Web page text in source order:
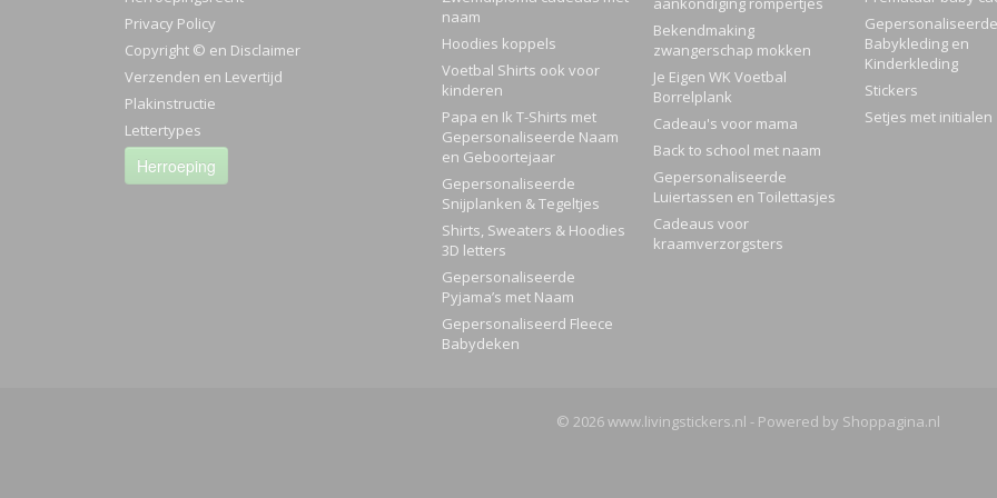
Privacy Policy
Copyright © en Disclaimer
Verzenden en Levertijd
Plakinstructie
Lettertypes
Herroeping
naam
Hoodies koppels
Voetbal Shirts ook voor
kinderen
Papa en Ik T-Shirts met
Gepersonaliseerde Naam
en Geboortejaar
Gepersonaliseerde
Snijplanken & Tegeltjes
Shirts, Sweaters & Hoodies
3D letters
Gepersonaliseerde
Pyjama’s met Naam
Gepersonaliseerd Fleece
Babydeken
Bekendmaking
zwangerschap mokken
Je Eigen WK Voetbal
Borrelplank
Cadeau's voor mama
Back to school met naam
Gepersonaliseerde
Luiertassen en Toilettasjes
Cadeaus voor
kraamverzorgsters
Gepersonaliseerde
Babykleding en
Kinderkleding
Stickers
Setjes met initialen
© 2026 www.livingstickers.nl - Powered by Shoppagina.nl